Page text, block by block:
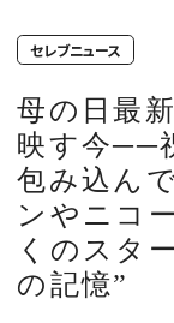
JEWELRY &
LIFESTYLE
CULTURE
CELEBRITY
セレブニュース
母の日最
映す今──
包み込ん
ンやニコ
くのスタ
の記憶”